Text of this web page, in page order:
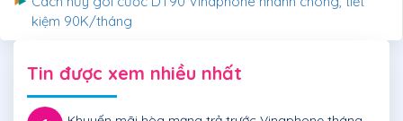
kiệm 90K/tháng
Tin được xem nhiều nhất